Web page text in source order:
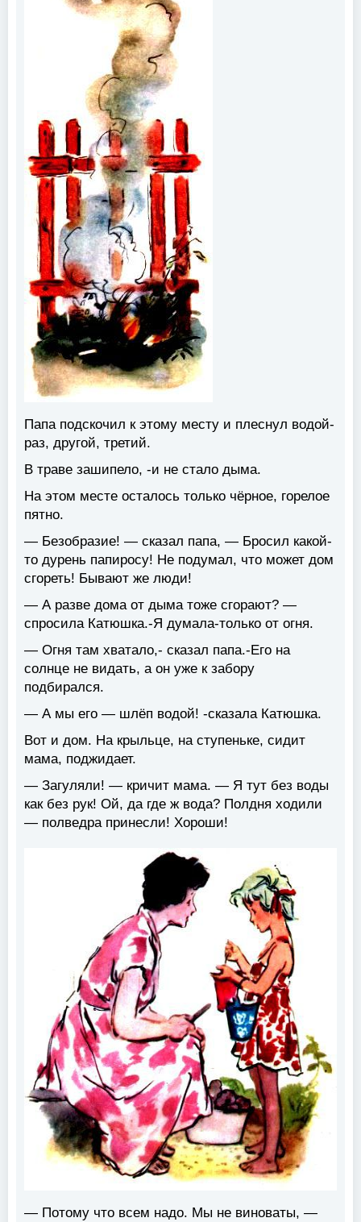
Папа подскочил к этому месту и плеснул водой-
раз, другой, третий.
В траве зашипело, -и не стало дыма.
На этом месте осталось только чёрное, горелое
пятно.
— Безобразие! — сказал папа, — Бросил какой-
то дурень папиросу! Не подумал, что может дом
сгореть! Бывают же люди!
— А разве дома от дыма тоже сгорают? —
спросила Катюшка.-Я думала-только от огня.
— Огня там хватало,- сказал папа.-Его на
солнце не видать, а он уже к забору
подбирался.
— А мы его — шлёп водой! -сказала Катюшка.
Вот и дом. На крыльце, на ступеньке, сидит
мама, поджидает.
— Загуляли! — кричит мама. — Я тут без воды
как без рук! Ой, да где ж вода? Полдня ходили
— полведра принесли! Хороши!
— Потому что всем надо. Мы не виноваты, —